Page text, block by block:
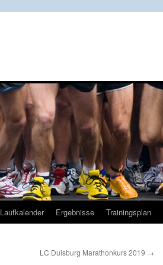
Laufkalender Ergebnisse Trainingsplan
LC Duisburg Marathonkurs 2019 →